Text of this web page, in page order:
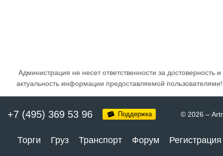
Администрация не несет ответственности за достоверность и
актуальность информации предоставляемой пользователями!
+7 (495) 369 53 96 Поддержка © 2026 –
Торги Груз Транспорт Форум Регистрация